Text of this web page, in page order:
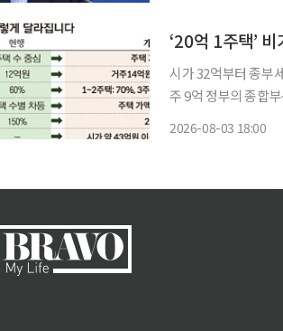
‘20억 1주택’
시가 32억부터 종부
주 9억 정부의 종합부동산세(종부세) 개편으로 실거주 1주택자는 시가 32억원 주택을 기점으
2026-08-03 18:00